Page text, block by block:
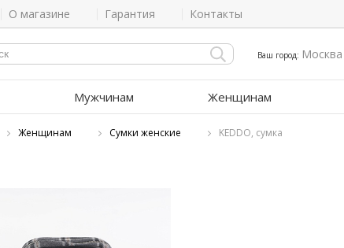
О магазине Гарантия Контакты
Ваш город: Москва
Мужчинам Женщинам
Женщинам Сумки женские KEDDO, сумка